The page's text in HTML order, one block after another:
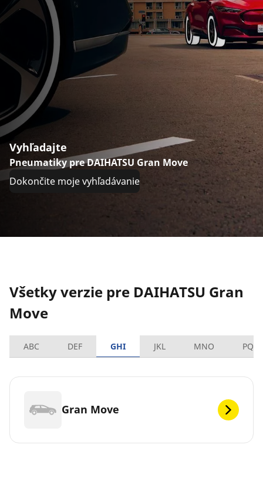
Vyhľadajte
Pneumatiky pre DAIHATSU Gran Move
Dokončite moje vyhľadávanie
Všetky verzie pre DAIHATSU Gran
Move
ABC DEF GHI JKL MNO PQRS
Gran Move